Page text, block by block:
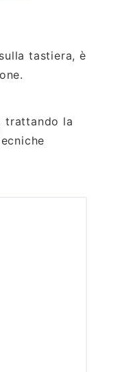
tastiera, è
trattando la